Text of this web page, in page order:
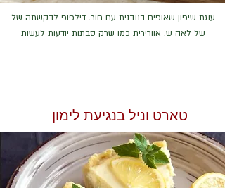
עוגת שיפון שאופים בתבנית עם חור. דילפופ לבקשתה של
של לאה ש. אוורירית כמו שרק סבתות יודעות לעשות
טארט וניל בנגיעת לימון